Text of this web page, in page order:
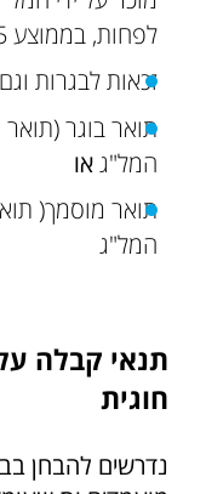
לפחות, בממוצע 85 ומעלה
זכאות לבגרות וגם גיל
תואר בוגר
המל"גאו
תואר מוסמך(
המל"ג
תנאי קבלה
חוגית
נדרשים להבחן